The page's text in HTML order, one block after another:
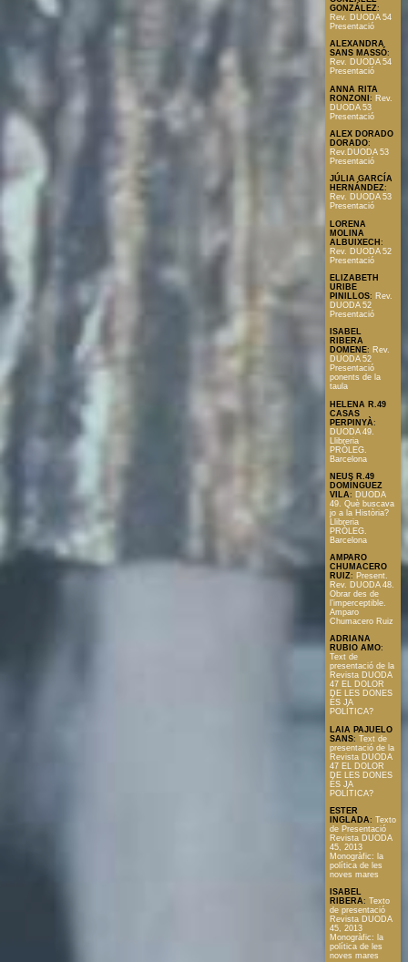
GONZÁLEZ:
Rev. DUODA 54
Presentació
ALEXANDRA
SANS MASSÓ:
Rev. DUODA 54
Presentació
ANNA RITA
RONZONI : Rev.
DUODA 53
Presentació
ALEX DORADO
DORADO:
Rev.DUODA 53
Presentació
JÚLIA GARCÍA
HERNÁNDEZ:
Rev. DUODA 53
Presentació
LORENA
MOLINA
ALBUIXECH :
Rev. DUODA 52
Presentació
ELIZABETH
URIBE
PINILLOS: Rev.
DUODA 52
Presentació
ISABEL
RIBERA
DOMENE: Rev.
DUODA 52
Presentació
ponents de la
taula
HELENA R.49
CASAS
PERPINYÀ:
DUODA 49.
Llibreria
PRÒLEG.
Barcelona
NEUS R.49
DOMÍNGUEZ
VILA: DUODA
49. Què buscava
jo a la Història?
Llibreria
PRÒLEG.
Barcelona
AMPARO
CHUMACERO
RUIZ: Present.
Rev. DUODA 48.
Obrar des de
l’imperceptible.
Amparo
Chumacero Ruiz
ADRIANA
RUBIO AMO:
Text de
presentació de la
Revista DUODA
47 EL DOLOR
DE LES DONES
ÉS JA
POLÍTICA?
LAIA PAJUELO
SANS: Text de
presentació de la
Revista DUODA
47 EL DOLOR
DE LES DONES
ÉS JA
POLÍTICA?
ESTER
INGLADA: Texto
de Presentació
Revista DUODA
45, 2013
Monogràfic: la
política de les
noves mares
ISABEL
RIBERA: Texto
de presentació
Revista DUODA
45, 2013
Monogràfic: la
política de les
noves mares